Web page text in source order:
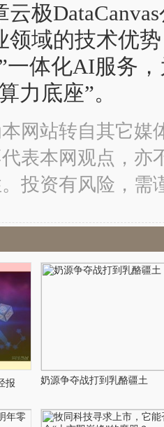
极
领域的技术优
一体化AI服务
力底座”。
网站转自其它媒
表本网观点，亦
投资有风险，需
报 奶源争夺战打到乳酪疆土